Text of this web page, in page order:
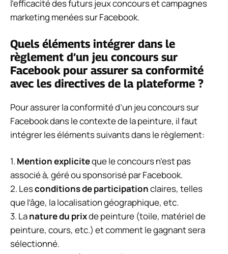
l’efficacité des futurs jeux concours et campagnes
marketing menées sur Facebook.
Quels éléments intégrer dans le
règlement d’un jeu concours sur
Facebook pour assurer sa conformité
avec les directives de la plateforme ?
Pour assurer la conformité d’un jeu concours sur
Facebook dans le contexte de la peinture, il faut
intégrer les éléments suivants dans le règlement:
1. Mention expliciteque le concours n’est pas
associé à, géré ou sponsorisé par Facebook.
2. Lesconditions de participationclaires, telles
que l’âge, la localisation géographique, etc.
3. Lanature du prixde peinture (toile, matériel de
peinture, cours, etc.) et comment le gagnant sera
sélectionné.